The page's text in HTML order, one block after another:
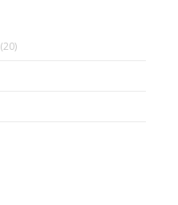
(20)